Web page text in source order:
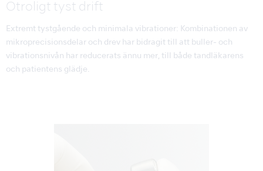
Otroligt tyst drift
Extremt tystgående och minimala vibrationer: Kombinationen av
mikroprecisionsdelar och drev har bidragit till att buller- och
vibrationsnivån har reducerats ännu mer, till både tandläkarens
och patientens glädje.